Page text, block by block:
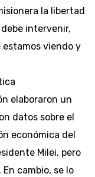
la libertad
intervenir,
estamos viendo y
elaboraron un
datos sobre el
económica del
Milei, pero
cambio, se lo